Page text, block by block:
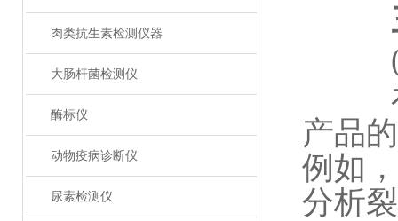
肉类抗生素检测仪器
大肠杆菌检测仪
酶标仪
动物疫病诊断仪
尿素检测仪
(
在
产品
例如
分析